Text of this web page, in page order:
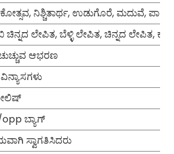
ನಿಶ್ಚಿತಾರ್ಥ, ಉಡುಗೊರೆ, ಮದುವೆ, ಪಾರ್ಟಿ
ಚಿನ್ನದ ಲೇಪಿತ, ಬೆಳ್ಳಿ ಲೇಪಿತ, ಚಿನ್ನದ ಲೇಪಿತ,
ಆಭರಣ
ಬ್ಯಾಗ್
ಸ್ವಾಗತಿಸಿದರು